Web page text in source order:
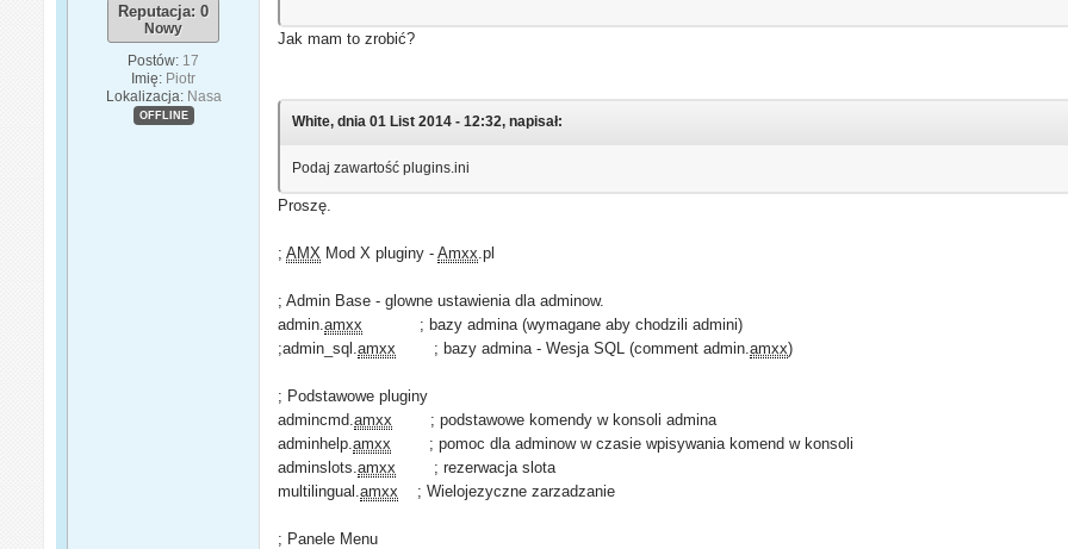
Reputacja: 0
Nowy
Postów: 17
Imię: Piotr
Lokalizacja: Nasa
OFFLINE
Jak mam to zrobić?
White, dnia 01 List 2014 - 12:32, napisał:
Podaj zawartość plugins.ini
Proszę.
;AMX Mod X pluginy -Amxx .pl
; Admin Base - glowne ustawienia dla adminow.
admin.amxx ; bazy admina (wymagane aby chodzili admini)
;admin_sql.amxx ; bazy admina - Wesja SQL (comment admin.amxx)
; Podstawowe pluginy
admincmd.amxx ; podstawowe komendy w konsoli admina
adminhelp.amxx ; pomoc dla adminow w czasie wpisywania komend w konsoli
adminslots.amxx ; rezerwacja slota
multilingual.amxx ; Wielojezyczne zarzadzanie
; Panele Menu